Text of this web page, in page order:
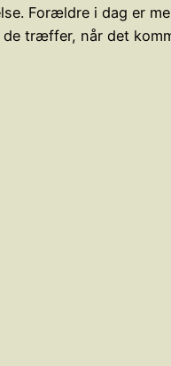
Forældre i dag er
de træffer, når det